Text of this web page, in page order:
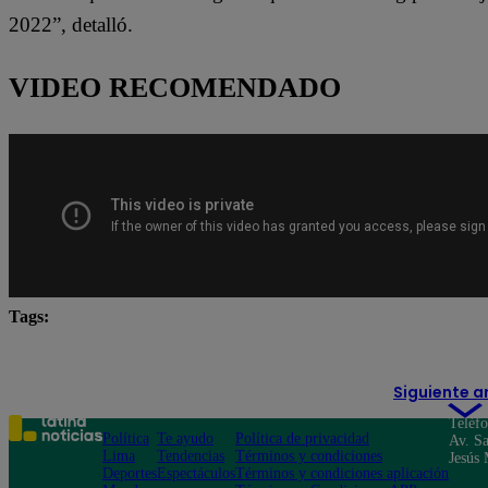
2022”, detalló.
VIDEO RECOMENDADO
Tags:
Siguiente
Política
Lima
Deportes
Te ayudo
Tendencias
Espectáculos
Política de privacidad
Términos y condiciones
Términos y condiciones aplicación
Av.
Jesús